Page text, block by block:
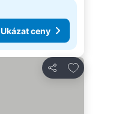
Ukázat ceny
Sdílet
Přidat na